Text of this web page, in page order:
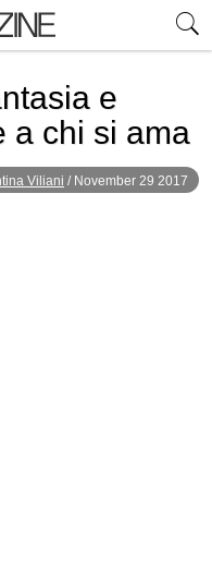
e
a chi si ama
Viliani / November 29 2017